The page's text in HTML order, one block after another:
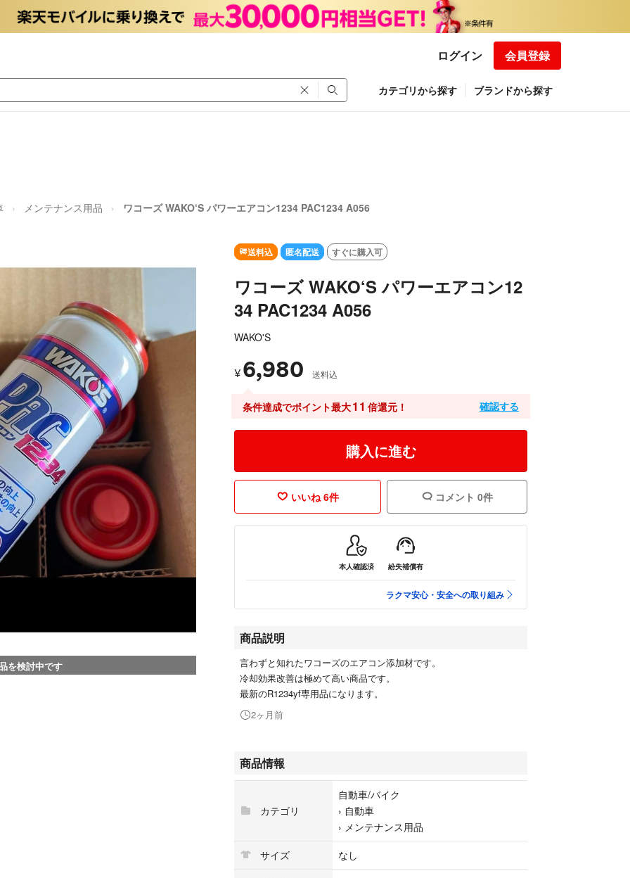
ログイン 会員登録
カテゴリから探す ブランドから探す
メンテナンス用品 ワコーズ WAKO‘S パワーエアコン1234 PAC1234 A056
を検討中です
送料込 匿名配送 すぐに購入可
ワコーズ WAKO‘S パワーエアコン12
34 PAC1234 A056
WAKO'S
¥ 6,980 送料込
条件達成でポイント最大11 倍還元！ 確認する
購入に進む
いいね 6件 コメント 0件
本人確認済 紛失補償有
ラクマ安心・安全への取り組み
商品説明
言わずと知れたワコーズのエアコン添加材です。
冷却効果改善は極めて高い商品です。
最新のR1234yf専用品になります。
2ヶ月前
商品情報
カテゴリ
自動車/バイク
› 自動車
› メンテナンス用品
サイズ
なし